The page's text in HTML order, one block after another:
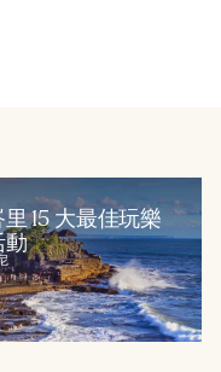
15 大最佳玩樂
動